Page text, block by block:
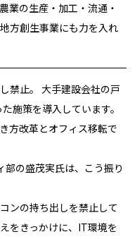
業の生産・加工・流通・
方創生事業にも力を入れ
禁止。 大手建設会社の戸
施策を導入しています。
方改革とオフィス移転で
の盛茂実氏は、こう振り
ンの持ち出しを禁止して
をきっかけに、IT環境を